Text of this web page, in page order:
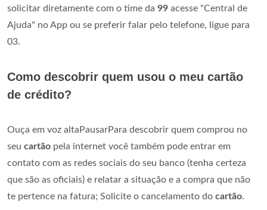
solicitar diretamente com o time da 99 acesse "Central de
Ajuda" no App ou se preferir falar pelo telefone, ligue para
03.
Como descobrir quem usou o meu cartão
de crédito?
Ouça em voz altaPausarPara descobrir quem comprou no
seu cartão pela internet você também pode entrar em
contato com as redes sociais do seu banco (tenha certeza
que são as oficiais) e relatar a situação e a compra que não
te pertence na fatura; Solicite o cancelamento do cartão.